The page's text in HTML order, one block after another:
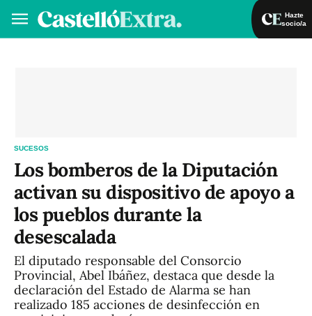
Hazte
socio/a
SUCESOS
Los bomberos de la Diputación
activan su dispositivo de apoyo a
los pueblos durante la
desescalada
El diputado responsable del Consorcio
Provincial, Abel Ibáñez, destaca que desde la
declaración del Estado de Alarma se han
realizado 185 acciones de desinfección en